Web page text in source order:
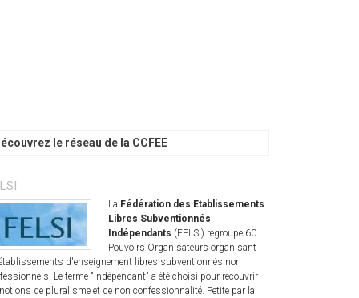
le réseau de la CCFEE
La Fédération des Etablissements
Libres Subventionnés
Indépendants (FELSI) regroupe 60
Pouvoirs Organisateurs organisant
d'enseignement libres subventionnés non
Le terme "Indépendant" a été choisi pour recouvrir
de pluralisme et de non confessionnalité. Petite par la